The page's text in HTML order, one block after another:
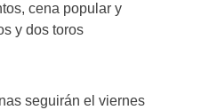
cena popular y
y dos toros
seguirán el viernes